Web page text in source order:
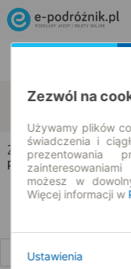
Zimowiska
Bydlino
Zimowiska → Bydlino
Rozkład jazdy i bilety
Zezwól na
Używamy plików
świadczenia i
prezentowania
możesz w
Więcej informacji w
Ustawienia